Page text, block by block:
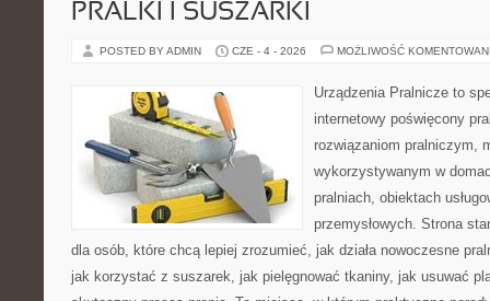
PRALKI I SUSZARKI
POSTED BY ADMIN CZE - 4 - 2026 MOŻLIWOŚĆ
Urządzenia Pralnicze to
internetowy poświęcony
rozwiązaniom pralniczym,
wykorzystywanym w
pralniach, obiektach
przemysłowych. Strona
dla osób, które chcą lepiej zrozumieć, jak działa nowoczesne
jak korzystać z suszarek, jak pielęgnować tkaniny, jak usuwać